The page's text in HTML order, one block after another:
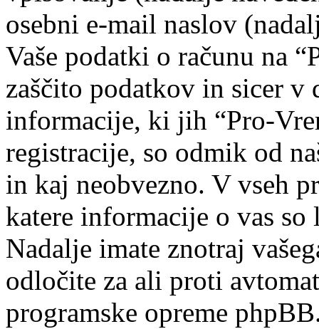
osebni e-mail naslov
Vaše podatki o računu na
zaščito podatkov in sicer v
informacije, ki jih “Pro-
registracije, so odmik od
in kaj neobvezno. V vseh
katere informacije o vas
Nadalje imate znotraj
odločite za ali proti
programske opreme